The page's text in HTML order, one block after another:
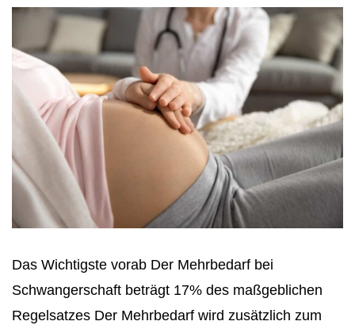
Das Wichtigste vorab Der Mehrbedarf bei
Schwangerschaft beträgt 17% des maßgeblichen
Regelsatzes Der Mehrbedarf wird zusätzlich zum